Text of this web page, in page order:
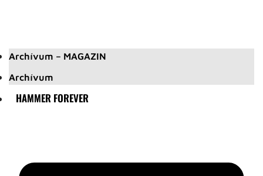
Archívum – MAGAZIN
Archívum
HAMMER FOREVER